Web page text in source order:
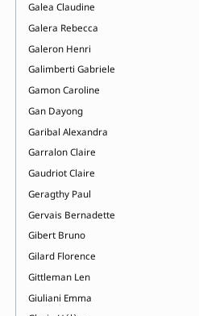
Galea Claudine
Galera Rebecca
Galeron Henri
Galimberti Gabriele
Gamon Caroline
Gan Dayong
Garibal Alexandra
Garralon Claire
Gaudriot Claire
Geragthy Paul
Gervais Bernadette
Gibert Bruno
Gilard Florence
Gittleman Len
Giuliani Emma